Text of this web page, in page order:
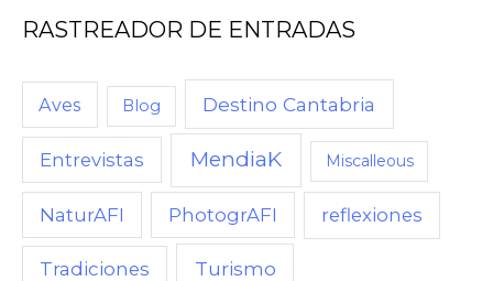
RASTREADOR DE ENTRADAS
Aves Blog Destino Cantabria
Entrevistas MendiaK Miscalleous
NaturAFI PhotogrAFI reflexiones
Tradiciones Turismo